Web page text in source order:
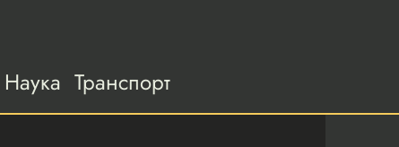
Наука Транспорт